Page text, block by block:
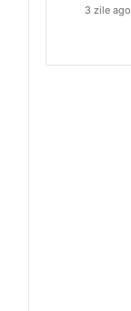
3 zile ago